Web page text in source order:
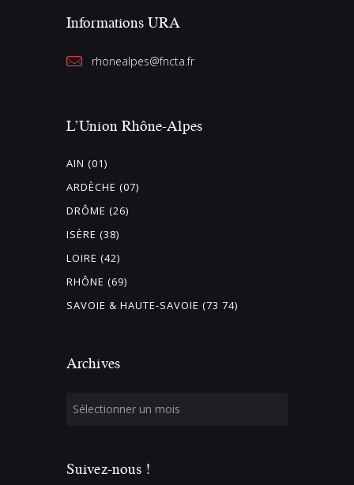
Informations URA
rhonealpes@fncta.fr
L’Union Rhône-Alpes
AIN (01)
ARDÈCHE (07)
DRÔME (26)
ISÈRE (38)
LOIRE (42)
RHÔNE (69)
SAVOIE & HAUTE-SAVOIE (73 74)
Archives
Suivez-nous !